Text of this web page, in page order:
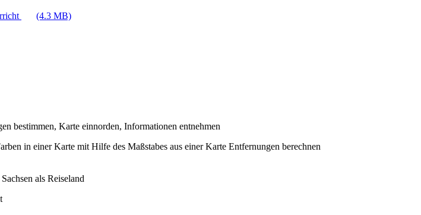
(4.3 MB)
bestimmen, Karte einnorden, Informationen entnehmen
in einer Karte mit Hilfe des Maßstabes aus einer Karte Entfernungen berechnen
als Reiseland